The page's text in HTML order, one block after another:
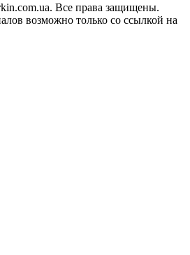
Все права защищены.
возможно только со ссылкой на